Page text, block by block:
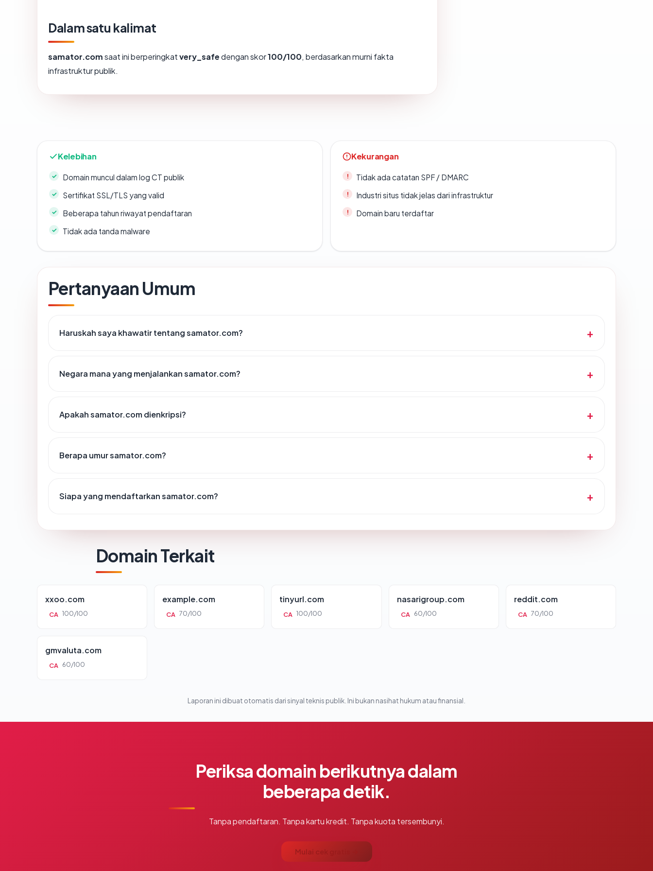
Dalam satu kalimat
samator.comsaat ini berperingkatvery_safedengan skor100/100, berdasarkan murni fakta
infrastruktur publik.
Kelebihan
Domain muncul dalam log CT publik
Sertifikat SSL/TLS yang valid
Beberapa tahun riwayat pendaftaran
Tidak ada tanda malware
Kekurangan
Tidak ada catatan SPF / DMARC
Industri situs tidak jelas dari infrastruktur
Domain baru terdaftar
Pertanyaan Umum
Haruskah saya khawatir tentang samator.com?
Negara mana yang menjalankan samator.com?
Apakah samator.com dienkripsi?
Berapa umur samator.com?
Siapa yang mendaftarkan samator.com?
Domain Terkait
xxoo.com
CA 100/100
example.com
CA 70/100
tinyurl.com
CA 100/100
nasarigroup.com
CA 60/100
reddit.com
CA 70/100
gmvaluta.com
CA 60/100
Laporan ini dibuat otomatis dari sinyal teknis publik. Ini bukan nasihat hukum atau finansial.
Periksa domain berikutnya dalam
beberapa detik.
Tanpa pendaftaran. Tanpa kartu kredit. Tanpa kuota tersembunyi.
Mulai cek gratis →